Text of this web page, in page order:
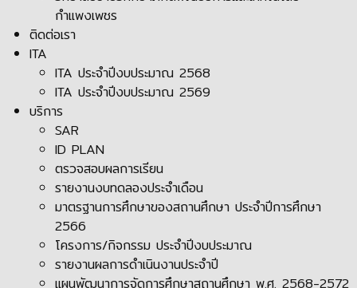
กำแพงเพชร
ติดต่อเรา
ITA
ITA ประจำปีงบประมาณ 2568
ITA ประจำปีงบประมาณ 2569
บริการ
SAR
ID PLAN
ตรวจสอบผลการเรียน
รายงานงบทดลองประจำเดือน
มาตรฐานการศึกษาของสถานศึกษา ประจำปีการศึกษา
2566
โครงการ/กิจกรรม ประจำปีงบประมาณ
รายงานผลการดำเนินงานประจำปี
แผนพัฒนาการจัดการศึกษาสถานศึกษา พ.ศ. 2568-2572